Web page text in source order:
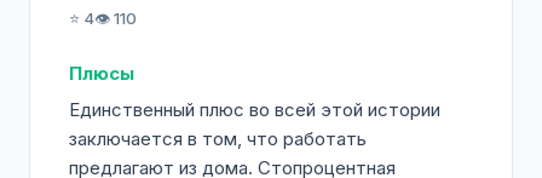
⭐ 4👁️ 110
Плюсы
Единственный плюс во всей этой истории
заключается в том, что работать
предлагают из дома. Стопроцентная